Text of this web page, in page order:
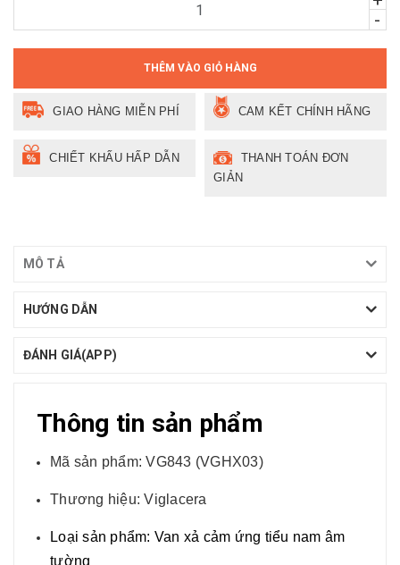
-
THÊM VÀO GIỎ HÀNG
GIAO HÀNG MIỄN PHÍ CAM KẾT CHÍNH HÃNG
CHIẾT KHẤU HẤP DẪN
THANH TOÁN ĐƠN
GIẢN
MÔ TẢ
HƯỚNG DẪN
ĐÁNH GIÁ(APP)
Thông tin sản phẩm
Mã sản phẩm: VG843 (VGHX03)
Thương hiệu: Viglacera
Loại sản phẩm: Van xả cảm ứng tiểu nam âm
tường